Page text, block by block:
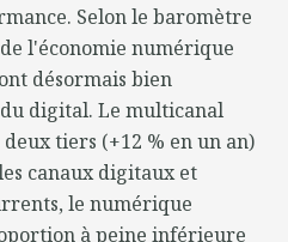
Selon le baromètre
l'économie numérique
désormais bien
digital. Le multicanal
tiers (+12 % en un an)
canaux digitaux et
le numérique
à peine inférieure